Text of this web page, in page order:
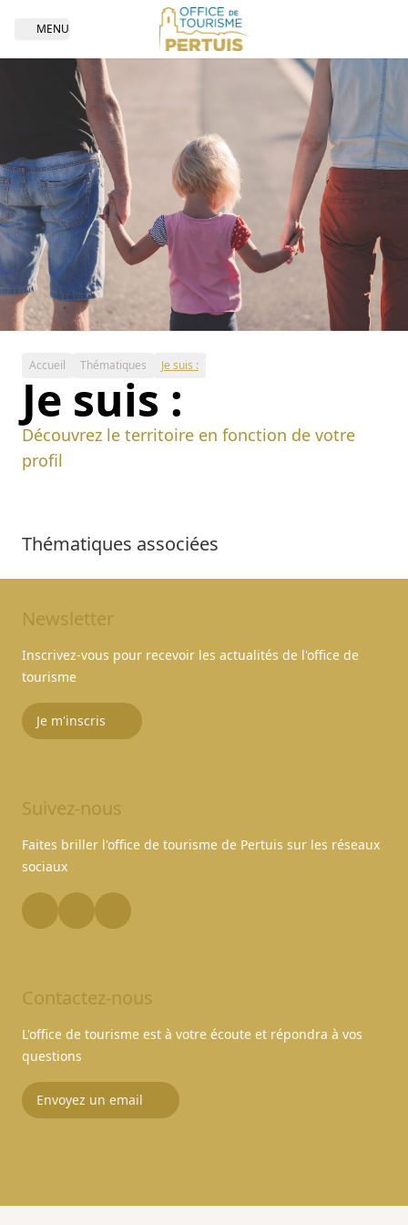
Open navigation
MENU
Accueil Thématiques Je suis :
Je suis :
Découvrez le territoire en fonction de votre
profil
Thématiques associées
Newsletter
Inscrivez-vous pour recevoir les actualités de l'office de
tourisme
Je m'inscris
Suivez-nous
Faites briller l'office de tourisme de Pertuis sur les réseaux
sociaux
Contactez-nous
L'office de tourisme est à votre écoute et répondra à vos
questions
Envoyez un email